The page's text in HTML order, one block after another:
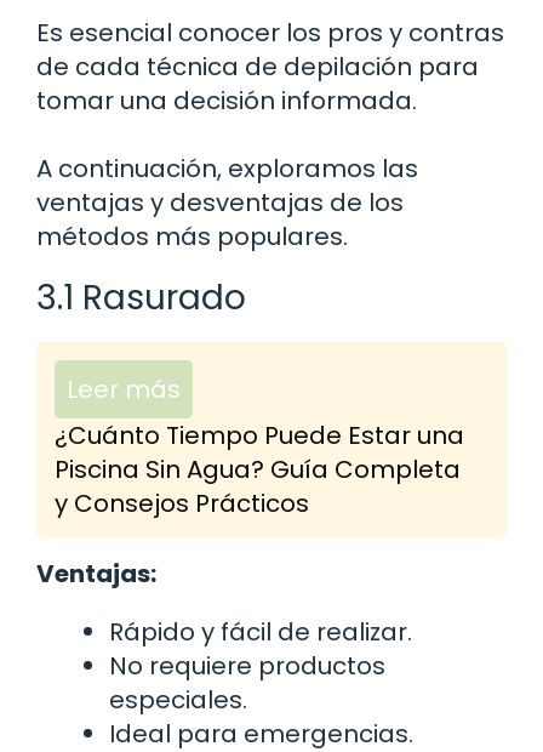
Es esencial conocer los pros y contras
de cada técnica de depilación para
tomar una decisión informada.
A continuación, exploramos las
ventajas y desventajas de los
métodos más populares.
3.1 Rasurado
Leer más
¿Cuánto Tiempo Puede Estar una
Piscina Sin Agua? Guía Completa
y Consejos Prácticos
Ventajas:
Rápido y fácil de realizar.
No requiere productos
especiales.
Ideal para emergencias.